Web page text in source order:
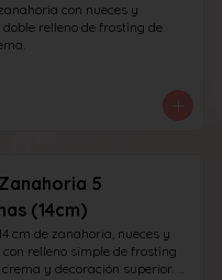
con nueces y
doble relleno de frosting de
5
(14cm)
cm de zanahoria, nueces y
con relleno simple de frosting
y decoración superior.